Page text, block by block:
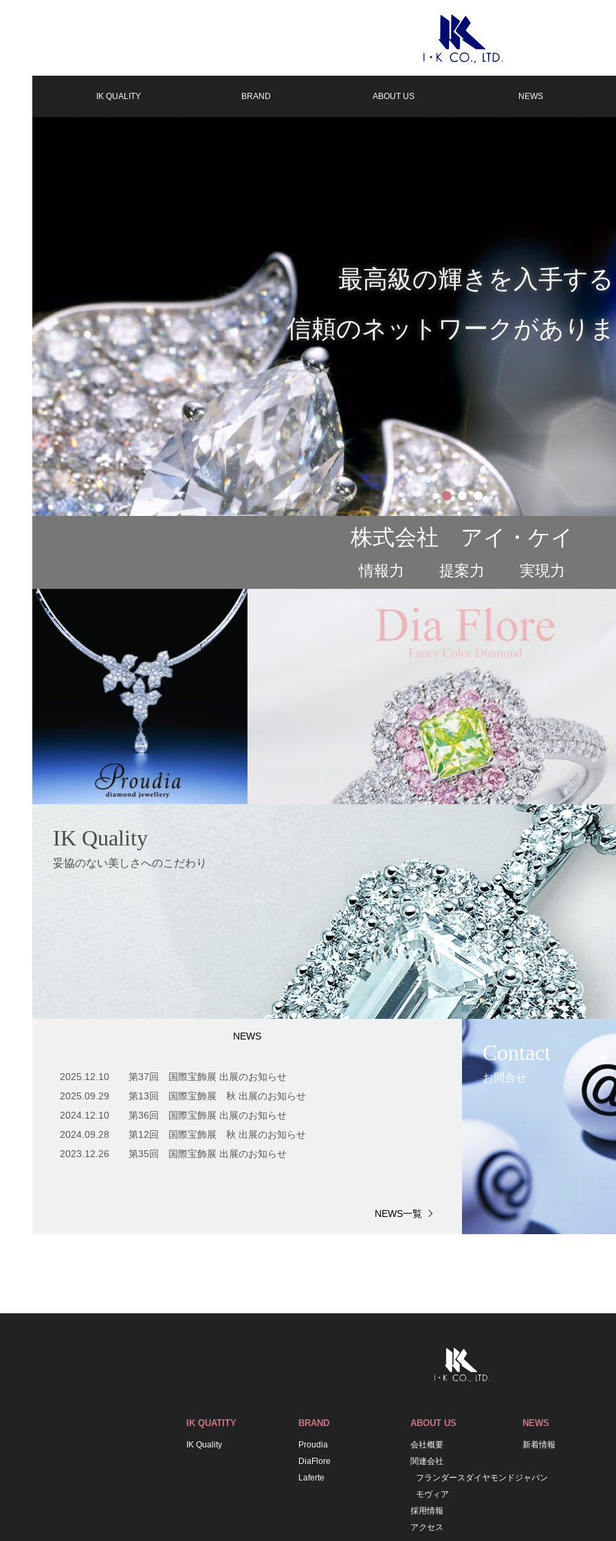
IK QUALITY BRAND ABOUT US NEWS
最高級の輝きを入手する
信頼のネットワークがあり
1 2 3
株式会社 アイ・ケイ
情報力 提案力 実現力
NEWS
2025.12.10
第37回 国際宝飾展 出展のお知らせ
2025.09.29
第13回 国際宝飾展 秋 出展のお知らせ
2024.12.10
第36回 国際宝飾展 出展のお知らせ
2024.09.28
第12回 国際宝飾展 秋 出展のお知らせ
2023.12.26
第35回 国際宝飾展 出展のお知らせ
NEWS一覧
IK Quality
妥協のない美しさへのこだわり
Contact
お問合せ
IK QUATITY
IK Quality
BRAND
Proudia
DiaFlore
Laferte
ABOUT US
会社概要
関連会社
フランダースダイヤモンドジャパン
モヴィア
採用情報
アクセス
NEWS
新着情報